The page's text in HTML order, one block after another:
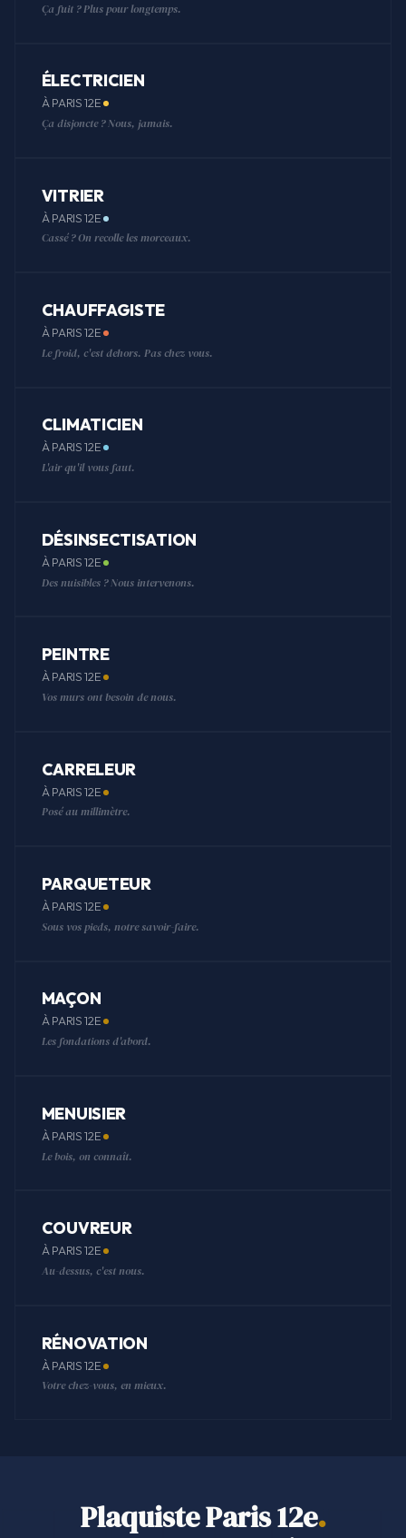
Ça fuit ? Plus pour longtemps.
ÉLECTRICIEN
À PARIS 12E
Ça disjoncte ? Nous, jamais.
VITRIER
À PARIS 12E
Cassé ? On recolle les morceaux.
CHAUFFAGISTE
À PARIS 12E
Le froid, c'est dehors. Pas chez vous.
CLIMATICIEN
À PARIS 12E
L'air qu'il vous faut.
DÉSINSECTISATION
À PARIS 12E
Des nuisibles ? Nous intervenons.
PEINTRE
À PARIS 12E
Vos murs ont besoin de nous.
CARRELEUR
À PARIS 12E
Posé au millimètre.
PARQUETEUR
À PARIS 12E
Sous vos pieds, notre savoir-faire.
MAÇON
À PARIS 12E
Les fondations d'abord.
MENUISIER
À PARIS 12E
Le bois, on connaît.
COUVREUR
À PARIS 12E
Au-dessus, c'est nous.
RÉNOVATION
À PARIS 12E
Votre chez-vous, en mieux.
Plaquiste Paris 12e.